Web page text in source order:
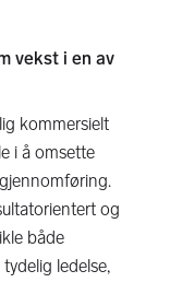
vekst i en av
kommersielt
i å omsette
og
både
ledelse,